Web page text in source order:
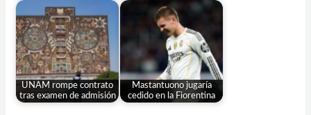
UNAM rompe contrato
tras examen de admisión
Mastantuono jugaría
cedido en la Fiorentina